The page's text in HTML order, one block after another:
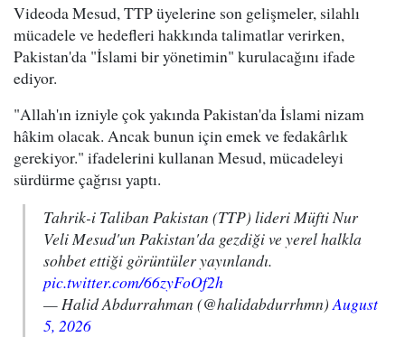
Videoda Mesud, TTP üyelerine son gelişmeler, silahlı
mücadele ve hedefleri hakkında talimatlar verirken,
Pakistan'da "İslami bir yönetimin" kurulacağını ifade
ediyor.
"Allah'ın izniyle çok yakında Pakistan'da İslami nizam
hâkim olacak. Ancak bunun için emek ve fedakârlık
gerekiyor." ifadelerini kullanan Mesud, mücadeleyi
sürdürme çağrısı yaptı.
Tahrik-i Taliban Pakistan (TTP) lideri Müfti Nur
Veli Mesud'un Pakistan'da gezdiği ve yerel halkla
sohbet ettiği görüntüler yayınlandı.
pic.twitter.com/66zyFoOf2h
— Halid Abdurrahman (@halidabdurrhmn) August
5, 2026